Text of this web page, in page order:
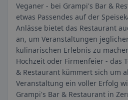
Veganer - bei Grampi's Bar &
etwas Passendes auf der
Anlässe bietet das Restaurant
an, um Veranstaltungen
kulinarischen Erlebnis zu
Hochzeit oder Firmenfeier - das
& Restaurant kümmert sich um
Veranstaltung ein voller Erfolg
Grampi's Bar & Restaurant in